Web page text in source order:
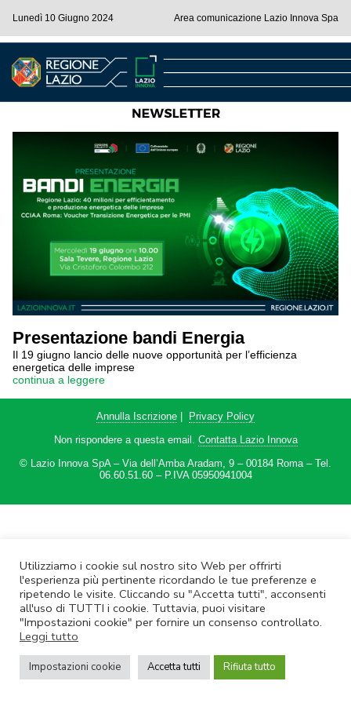
Utilizziamo i cookie sul nostro sito Web per offrirti
l'esperienza più pertinente ricordando le tue preferenze e
ripetendo le visite. Cliccando su "Accetta tutti", acconsenti
all'uso di TUTTI i cookie. Tuttavia, puoi visitare
"Impostazioni cookie" per fornire un consenso controllato.
Leggi tutto
Impostazioni cookie Accetta tutti Rifiuta tutto
Lunedì 10 Giugno 2024 Area comunicazione Lazio Innova Spa
Presentazione bandi Energia
Il 19 giugno lancio delle nuove opportunità per l’efficienza
energetica delle imprese
continua a leggere
Annulla Iscrizione
Privacy Policy
Non rispondere a questa email. Contatta Lazio Innova
© Lazio Innova SpA – Via dell’Amba Aradam, 9 – 00184 Roma – Tel.
06.60.51.60 – P.IVA 05950941004